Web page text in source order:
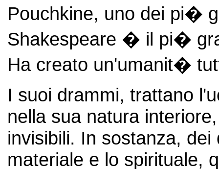
Pouchkine, uno dei pi�
Shakespeare � il pi�
Ha creato un'umanit�
I suoi drammi, trattano
nella sua natura
invisibili. In sostanza,
materiale e lo spirituale,